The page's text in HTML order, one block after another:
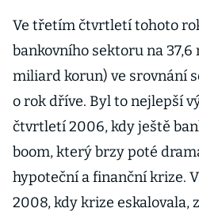
Ve třetím čtvrtletí tohoto
bankovního sektoru na
miliard korun) ve srovnání
o rok dříve. Byl to nejlepší
čtvrtletí 2006, kdy ještě
boom, který brzy poté
hypoteční a finanční krize.
2008, kdy krize eskalovala,